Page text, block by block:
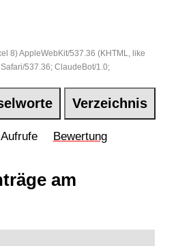
8) AppleWebKit/537.36 (KHTML, like
537.36; ClaudeBot/1.0;
Verzeichnis
Bewertung
am